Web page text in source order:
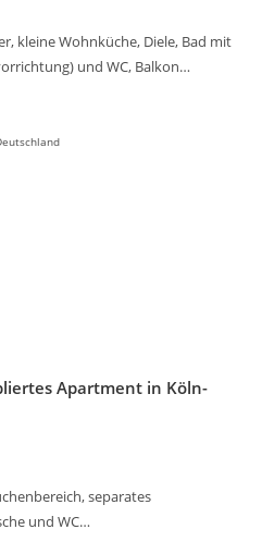
kleine Wohnküche, Diele, Bad mit
und WC, Balkon…
Apartment in Köln-
separates
und WC…